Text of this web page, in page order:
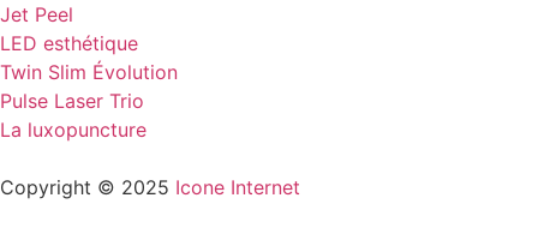
Jet Peel
LED esthétique
Twin Slim Évolution
Pulse Laser Trio
La luxopuncture
Copyright © 2025 Icone Internet